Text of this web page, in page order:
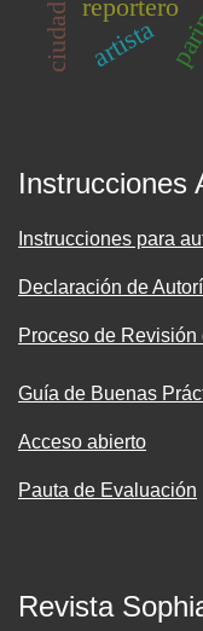
reportero
artista
Instrucciones
Instrucciones para
Declaración de
Proceso de Revisión
Guía de Buenas
Acceso abierto
Pauta de Evaluación
Revista